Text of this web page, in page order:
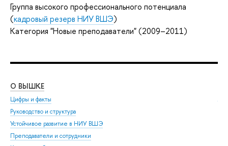
Группа высокого профессионального потенциала
(кадровый резерв НИУ ВШЭ)
Категория "Новые преподаватели" (2009–2011)
О ВЫШКЕ
Цифры и факты
Руководство и структура
Устойчивое развитие в НИУ ВШЭ
Преподаватели и сотрудники